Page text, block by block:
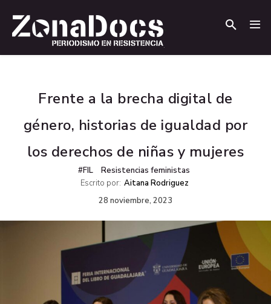
Frente a la brecha digital de
género, historias de igualdad por
los derechos de niñas y mujeres
#FIL
Resistencias feministas
Escrito por: Aitana Rodriguez
28 noviembre, 2023